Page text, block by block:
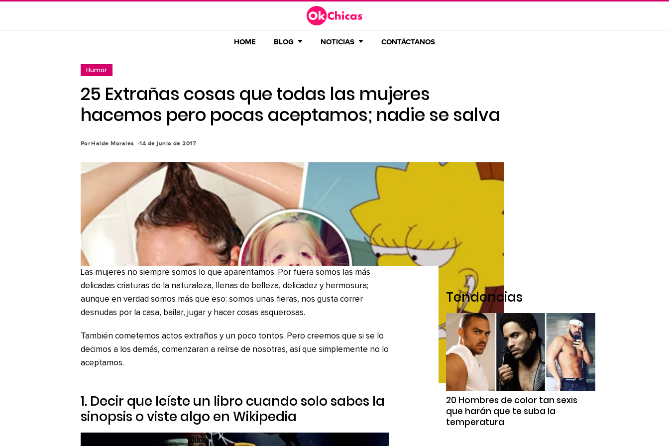
contenido
HOME BLOG NOTICIAS CONTÁCTANOS
Humor
25 Extrañas cosas que todas las mujeres
hacemos pero pocas aceptamos; nadie se salva
PorHaide Morales 14 de junio de 2017
Las mujeres no siempre somos lo que aparentamos. Por fuera somos las más
delicadas criaturas de la naturaleza, llenas de belleza, delicadez y hermosura;
aunque en verdad somos más que eso: somos unas fieras, nos gusta correr
desnudas por la casa, bailar, jugar y hacer cosas asquerosas.
También cometemos actos extraños y un poco tontos. Pero creemos que si se lo
decimos a los demás, comenzaran a reírse de nosotras, así que simplemente no lo
aceptamos.
1. Decir que leíste un libro cuando solo sabes la
sinopsis o viste algo en Wikipedia
Tendencias
20 Hombres de color tan sexis
que harán que te suba la
temperatura